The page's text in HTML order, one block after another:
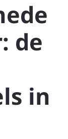
de
in